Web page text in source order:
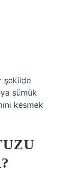
şekilde
sümük
kesmek